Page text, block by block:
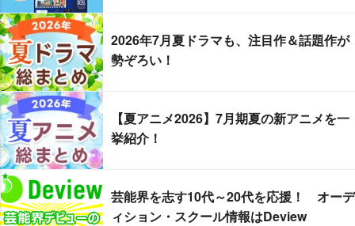
2026年7月夏ドラマも、注目作＆話題作が
勢ぞろい！
【夏アニメ2026】7月期夏の新アニメを一
挙紹介！
芸能界を志す10代～20代を応援！ オーデ
ィション・スクール情報はDeview